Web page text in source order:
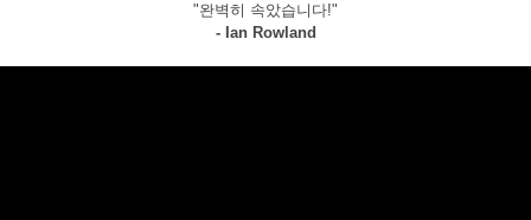
"완벽히 속았습니다!"
- Ian Rowland